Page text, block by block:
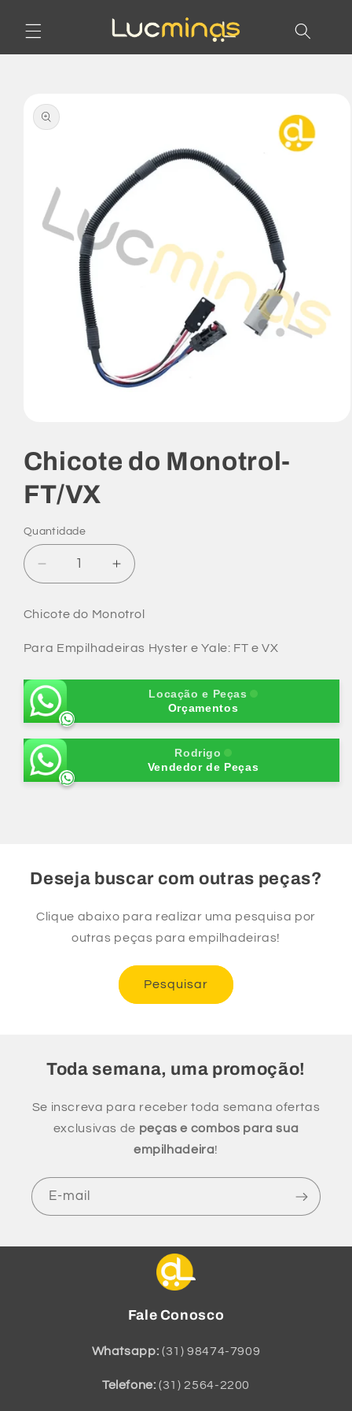
conteúdo
informações
do produto
na
janela
modal
Chicote do Monotrol-
FT/VX
Quantidade
Diminuir
a
quantidade
de
Chicote
do
FT/VX
Aumentar
a
quantidade
de
Chicote
do
FT/VX
Chicote do Monotrol
Para Empilhadeiras Hyster e Yale: FT e VX
Locação e Peças
Orçamentos
Rodrigo
Vendedor de Peças
Deseja buscar com outras peças?
Clique abaixo para realizar uma pesquisa por
outras peças para empilhadeiras!
Pesquisar
Toda semana, uma promoção!
Se inscreva para receber toda semana ofertas
exclusivas de peças e combos para sua
empilhadeira!
E-mail
Fale Conosco
Whatsapp: (31) 98474-7909
Telefone: (31) 2564-2200